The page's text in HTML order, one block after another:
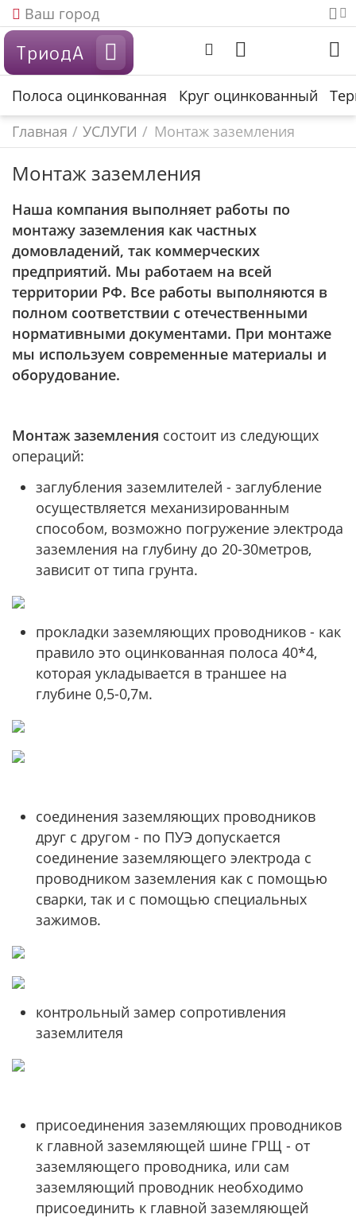
Ваш город
ТриодА
Полоса оцинкованная Круг оцинкованный
Главная / УСЛУГИ / Монтаж заземления
Монтаж заземления
Наша компания выполняет работы по
монтажу заземления как частных
домовладений, так коммерческих
предприятий. Мы работаем на всей
территории РФ. Все работы выполняются в
полном соответствии с отечественными
нормативными документами. При монтаже
мы используем современные материалы и
оборудование.
Монтаж заземления состоит из следующих
операций:
заглубления заземлителей - заглубление
осуществляется механизированным
способом, возможно погружение электрода
заземления на глубину до 20-30метров,
зависит от типа грунта.
прокладки заземляющих проводников - как
правило это оцинкованная полоса 40*4,
которая укладывается в траншее на
глубине 0,5-0,7м.
соединения заземляющих проводников
друг с другом - по ПУЭ допускается
соединение заземляющего электрода с
проводником заземления как с помощью
сварки, так и с помощью специальных
зажимов.
контрольный замер сопротивления
заземлителя
присоединения заземляющих проводников
к главной заземляющей шине ГРЩ - от
заземляющего проводника, или сам
заземляющий проводник необходимо
присоединить к главной заземляющей